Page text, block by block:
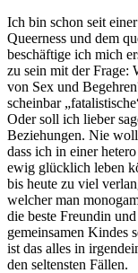
Ich bin schon seit
Queerness und dem
beschäftige ich mich
zu sein mit der Frage:
von Sex und
scheinbar
Oder soll ich lieber
Beziehungen. Nie
dass ich in einer
ewig glücklich leben
bis heute zu viel
welcher man
die beste Freundin
gemeinsamen Kindes
ist das alles in
den seltensten Fällen.